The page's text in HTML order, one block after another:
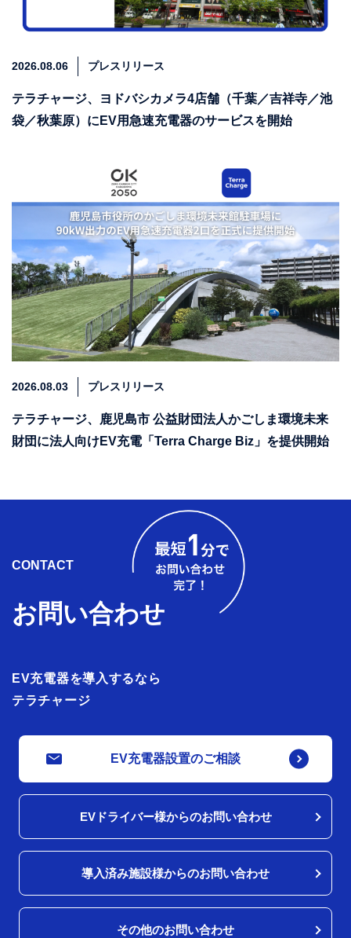
2026.08.06 プレスリリース
テラチャージ、ヨドバシカメラ4店舗（千葉／吉祥寺／池
袋／秋葉原）にEV用急速充電器のサービスを開始
2026.08.03 プレスリリース
テラチャージ、鹿児島市 公益財団法人かごしま環境未来
財団に法人向けEV充電「Terra Charge Biz」を提供開始
CONTACT
お問い合わせ
EV充電器を導入するなら
テラチャージ
EV充電器設置のご相談
EVドライバー様からのお問い合わせ
導入済み施設様からのお問い合わせ
その他のお問い合わせ